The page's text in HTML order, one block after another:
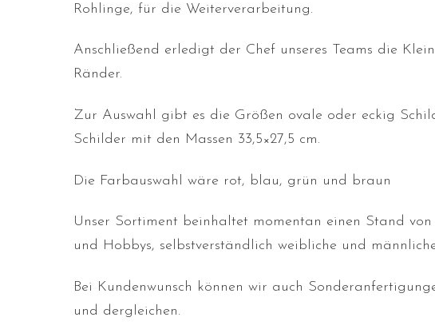
Rohlinge, für die Weiterverarbeitung.
Anschließend erledigt der Chef unseres Teams die
Ränder.
Zur Auswahl gibt es die Größen ovale oder eckig
Schilder mit den Massen 33,5×27,5 cm.
Die Farbauswahl wäre rot, blau, grün und braun
Unser Sortiment beinhaltet momentan einen Stand
und Hobbys, selbstverständlich weibliche und
Bei Kundenwunsch können wir auch
und dergleichen.